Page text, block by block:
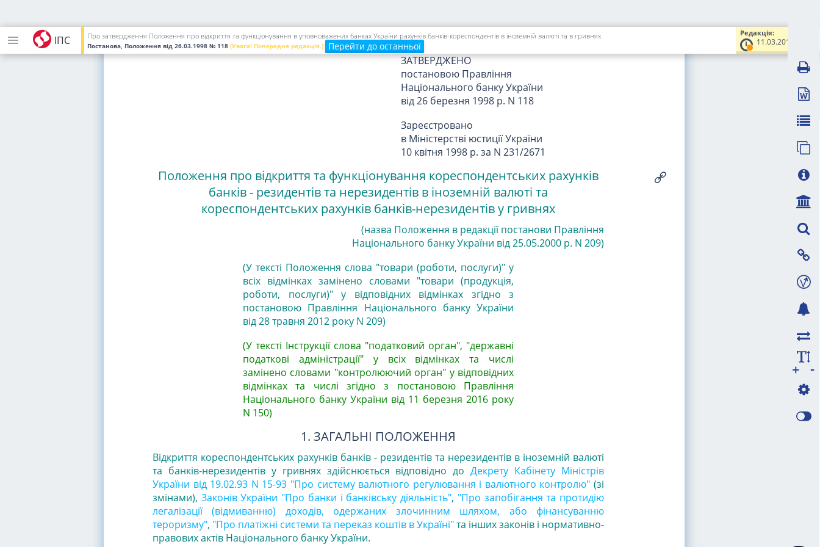
ІПС
Редакція:
11.03.2016
Про затвердження Положення про відкриття та функціонування в уповноважених банках України рахунків банків-кореспондентів в іноземній валюті та в гривнях
Постанова, Положення від 26.03.1998 № 118 (Увага! Попередня редакція.) Перейти до останньої
ЗАТВЕРДЖЕНО
постановою Правління
Національного банку України
від 26 березня 1998 р. N 118
Зареєстровано
в Міністерстві юстиції України
10 квітня 1998 р. за N 231/2671
Положення про відкриття та функціонування кореспондентських рахунків
банків - резидентів та нерезидентів в іноземній валюті та
кореспондентських рахунків банків-нерезидентів у гривнях
(назва Положення в редакції постанови Правління
Національного банку України від 25.05.2000 р. N 209)
(У тексті Положення слова "товари (роботи, послуги)" у
всіх відмінках замінено словами "товари (продукція,
роботи, послуги)" у відповідних відмінках згідно з
постановою Правління Національного банку України
від 28 травня 2012 року N 209)
(У тексті Інструкції слова "податковий орган", "державні
податкові адміністрації" у всіх відмінках та числі
замінено словами "контролюючий орган" у відповідних
відмінках та числі згідно з постановою Правління
Національного банку України від 11 березня 2016 року
N 150)
1. ЗАГАЛЬНІ ПОЛОЖЕННЯ
Відкриття кореспондентських рахунків банків - резидентів та нерезидентів в іноземній валюті
та банків-нерезидентів у гривнях здійснюється відповідно до Декрету Кабінету Міністрів
України від 19.02.93 N 15-93 "Про систему валютного регулювання і валютного контролю" (зі
змінами), Законів України "Про банки і банківську діяльність", "Про запобігання та протидію
легалізації (відмиванню) доходів, одержаних злочинним шляхом, або фінансуванню
тероризму", "Про платіжні системи та переказ коштів в Україні"та інших законів і нормативно-
правових актів Національного банку України.
-
+